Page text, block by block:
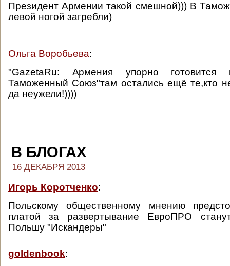
Президент Армении такой смешной))) В
левой ногой загребли)
Ольга Воробьева:
"GazetaRu: Армения упорно
Таможенный Союз"там остались ещё те,кто
да неужели!))))
В БЛОГАХ
16 ДЕКАБРЯ 2013
Игорь Коротченко:
Польскому общественному мнению
платой за развертывание ЕвроПРО
Польшу "Искандеры"
goldenbook: